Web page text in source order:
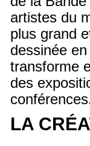
artistes du
plus grand
dessinée
transforme
des
LA